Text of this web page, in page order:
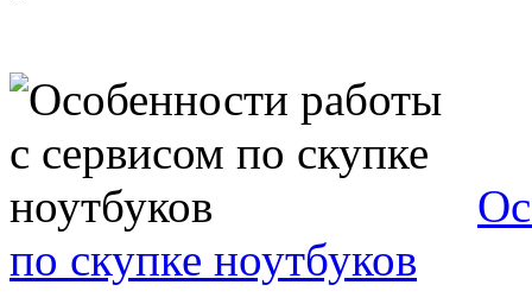
по скупке ноутбуков